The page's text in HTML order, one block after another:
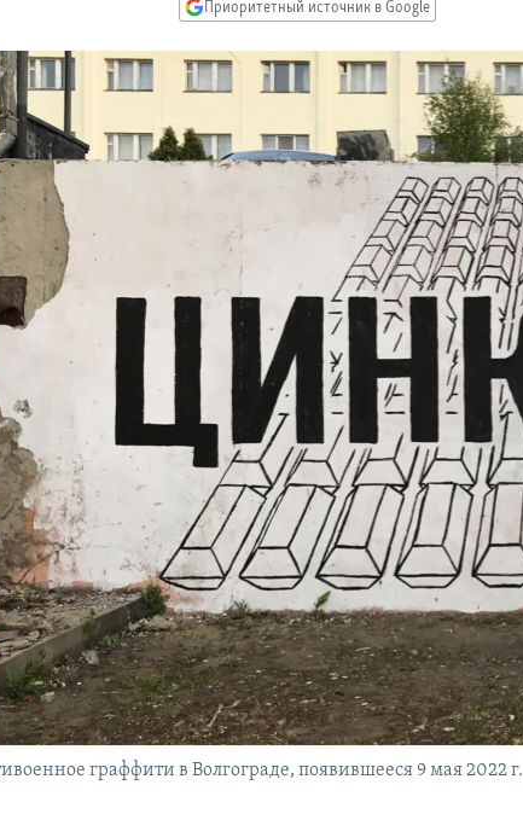
Приоритетный источник в Google
граффити в Волгограде, появившееся 9 мая 2022 г.